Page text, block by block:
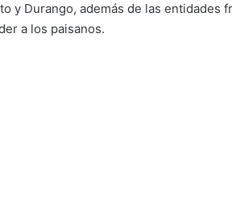
y Durango, además de las entidades
a los paisanos.